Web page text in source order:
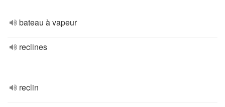
bateau à vapeur
reclines
reclin